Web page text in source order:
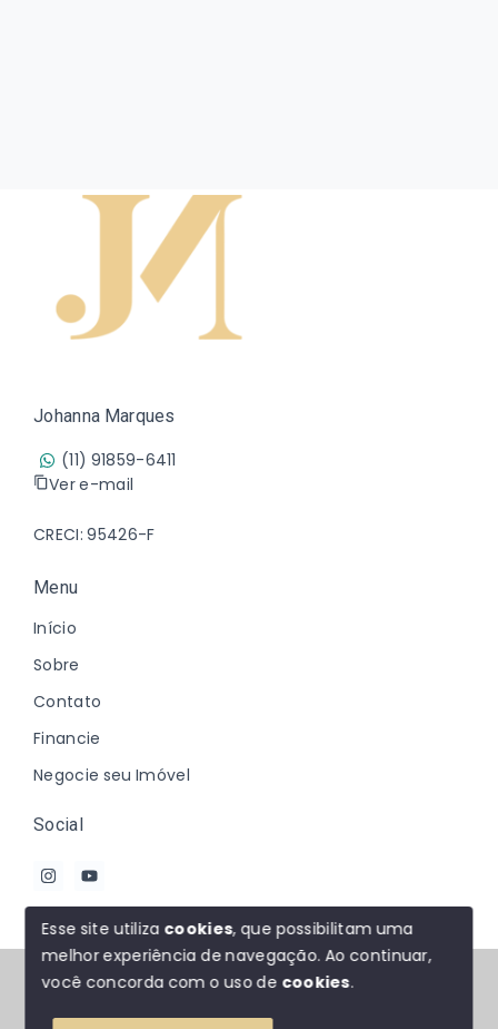
Johanna Marques
(11) 91859-6411
Ver e-mail
CRECI: 95426-F
Menu
Início
Sobre
Contato
Financie
Negocie seu Imóvel
Social
© Copyright 2026 - Johanna Marques - Todos os
Esse site utiliza cookies, que possibilitam uma
melhor experiência de navegação.Ao continuar,
você concorda com o uso de cookies.